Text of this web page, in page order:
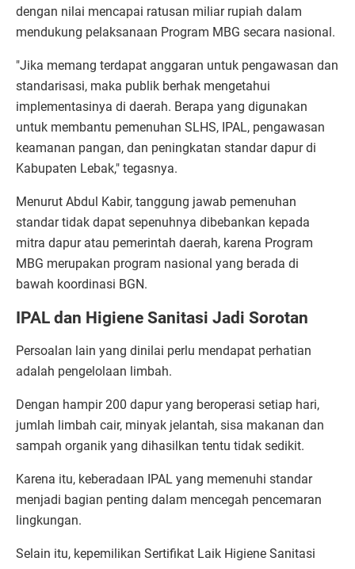
dengan nilai mencapai ratusan miliar rupiah dalam
mendukung pelaksanaan Program MBG secara nasional.
"Jika memang terdapat anggaran untuk pengawasan dan
standarisasi, maka publik berhak mengetahui
implementasinya di daerah. Berapa yang digunakan
untuk membantu pemenuhan SLHS, IPAL, pengawasan
keamanan pangan, dan peningkatan standar dapur di
Kabupaten Lebak," tegasnya.
Menurut Abdul Kabir, tanggung jawab pemenuhan
standar tidak dapat sepenuhnya dibebankan kepada
mitra dapur atau pemerintah daerah, karena Program
MBG merupakan program nasional yang berada di
bawah koordinasi BGN.
IPAL dan Higiene Sanitasi Jadi Sorotan
Persoalan lain yang dinilai perlu mendapat perhatian
adalah pengelolaan limbah.
Dengan hampir 200 dapur yang beroperasi setiap hari,
jumlah limbah cair, minyak jelantah, sisa makanan dan
sampah organik yang dihasilkan tentu tidak sedikit.
Karena itu, keberadaan IPAL yang memenuhi standar
menjadi bagian penting dalam mencegah pencemaran
lingkungan.
Selain itu, kepemilikan Sertifikat Laik Higiene Sanitasi